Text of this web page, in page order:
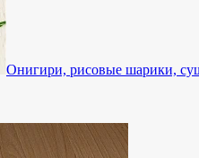
Онигири, рисовые шарики,